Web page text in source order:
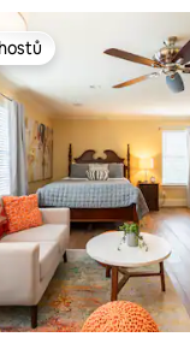
Oblíbené u hostů